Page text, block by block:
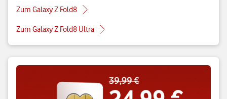
Zum Galaxy Z Fold8
Zum Galaxy Z Fold8 Ultra